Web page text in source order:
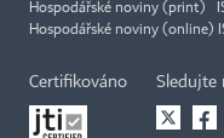
Hospodářské noviny (print)
Hospodářské noviny (online)
Certifikováno Sledujte